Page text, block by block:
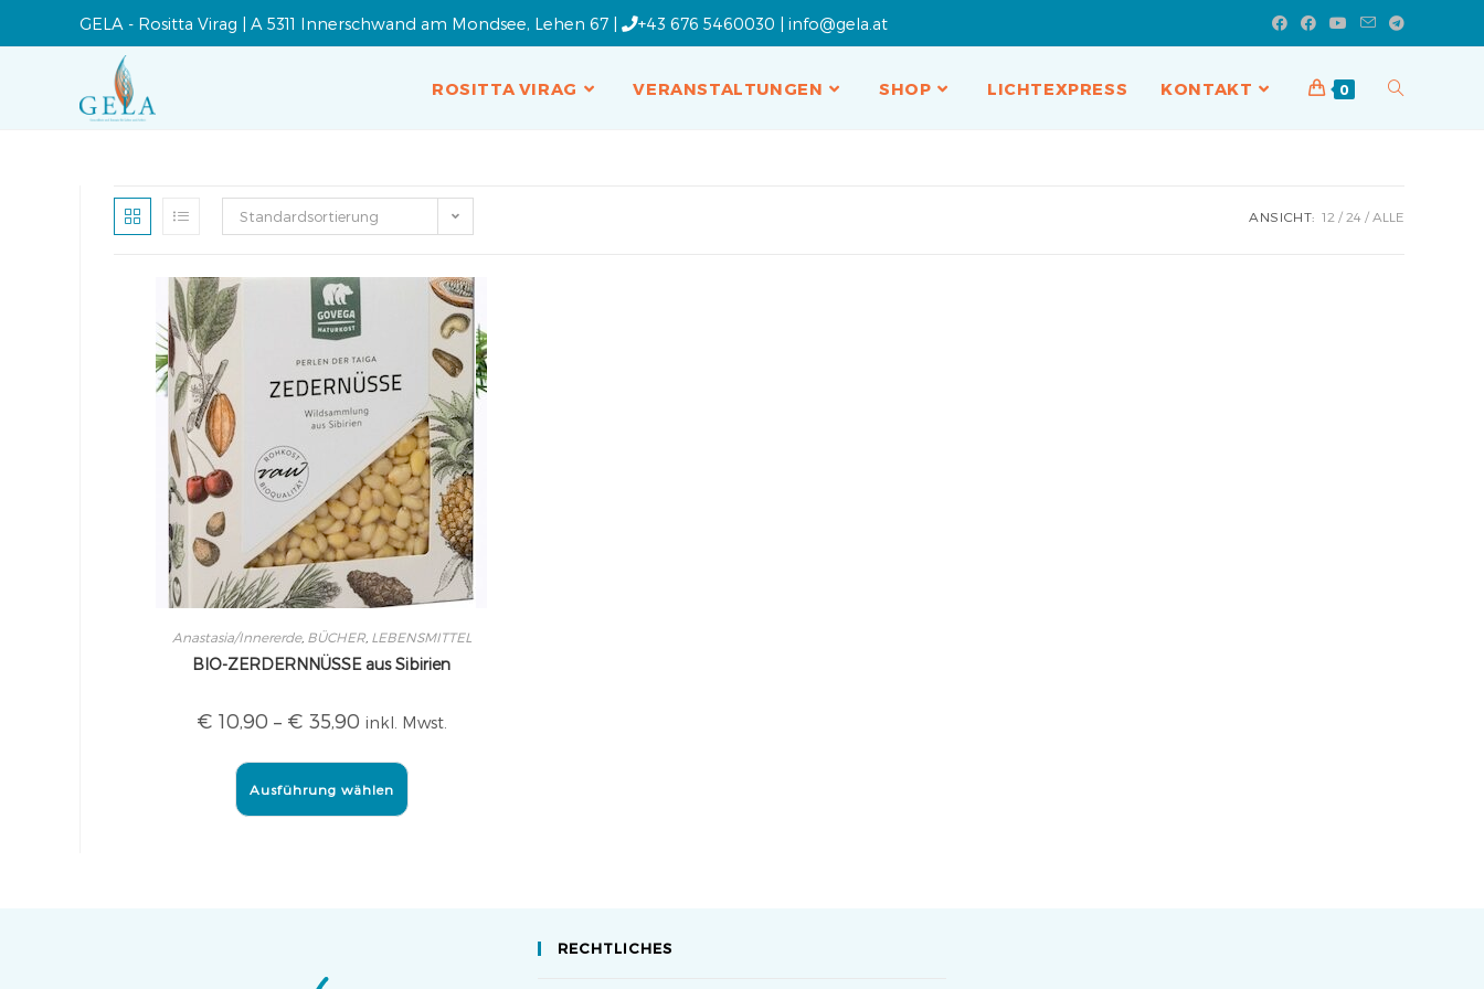
GELA - Rositta Virag | A 5311 Innerschwand am Mondsee, Lehen 67 | +43 676 5460030 | info@gela.at
ROSITTA VIRAG VERANSTALTUNGEN SHOP LICHTEXPRESS KONTAKT 0
Standardsortierung ANSICHT: 12 24 ALLE
Anastasia/Innererde, BÜCHER, LEBENSMITTEL
BIO-ZERDERNNÜSSE aus Sibirien
€ 10,90 – € 35,90 inkl. Mwst.
Ausführung wählen
RECHTLICHES